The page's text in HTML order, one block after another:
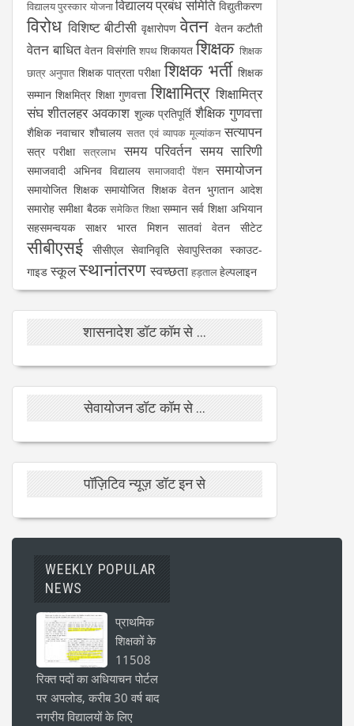
विद्यालय पुरस्कार योजनाविद्यालय प्रबंध समिति विद्युतीकरण
विरोध विशिष्ट बीटीसी वृक्षारोपण वेतन वेतन कटौती
वेतन बाधित वेतन विसंगति शपथ शिकायत शिक्षक शिक्षक
छात्र अनुपात शिक्षक पात्रता परीक्षा शिक्षक भर्ती शिक्षक
सम्मान शिक्षमित्र शिक्षा गुणवत्ता शिक्षामित्र शिक्षामित्र
संघ शीतलहर अवकाश शुल्क प्रतिपूर्ति शैक्षिक गुणवत्ता
शैक्षिक नवाचार शौचालय सतत एवं व्यापक मूल्यांकन सत्यापन
सत्र परीक्षा सत्रलाभ समय परिवर्तन समय सारिणी
समाजवादी अभिनव विद्यालय समाजवादी पेंशन समायोजन
समायोजित शिक्षक समायोजित शिक्षक वेतन भुगतान आदेश
समारोह समीक्षा बैठक समेकित शिक्षा सम्मान सर्व शिक्षा अभियान
सहसमन्वयक
साक्षर भारत मिशन सातवां वेतन सीटेट
सीबीएसई सीसीएल सेवानिवृति सेवापुस्तिका स्काउट-
गाइड स्कूलस्थानांतरण स्वच्छता हड़तालहेल्पलाइन
शासनादेश डॉट कॉम से ...
सेवायोजन डॉट कॉम से ...
पॉज़िटिव न्यूज़ डॉट इन से
WEEKLY POPULAR
NEWS
प्राथमिक
शिक्षकों के
11508
रिक्त पदों का अधियाचन पोर्टल
पर अपलोड, करीब 30 वर्ष बाद
नगरीय विद्यालयों के लिए